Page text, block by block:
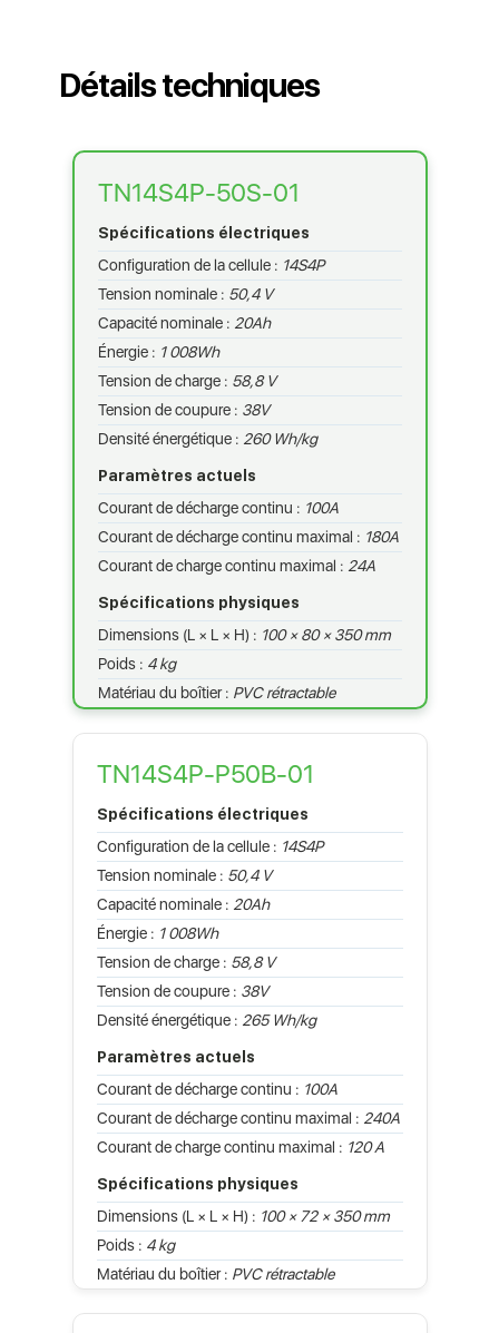
Détails techniques
TN14S4P-50S-01
Spécifications électriques
Configuration de la cellule : 14S4P
Tension nominale : 50,4 V
Capacité nominale : 20Ah
Énergie : 1 008Wh
Tension de charge : 58,8 V
Tension de coupure : 38V
Densité énergétique : 260 Wh/kg
Paramètres actuels
Courant de décharge continu : 100A
Courant de décharge continu maximal : 180A
Courant de charge continu maximal : 24A
Spécifications physiques
Dimensions (L × L × H) : 100 × 80 × 350 mm
Poids : 4 kg
Matériau du boîtier : PVC rétractable
TN14S4P-P50B-01
Spécifications électriques
Configuration de la cellule : 14S4P
Tension nominale : 50,4 V
Capacité nominale : 20Ah
Énergie : 1 008Wh
Tension de charge : 58,8 V
Tension de coupure : 38V
Densité énergétique : 265 Wh/kg
Paramètres actuels
Courant de décharge continu : 100A
Courant de décharge continu maximal : 240A
Courant de charge continu maximal : 120 A
Spécifications physiques
Dimensions (L × L × H) : 100 × 72 × 350 mm
Poids : 4 kg
Matériau du boîtier : PVC rétractable